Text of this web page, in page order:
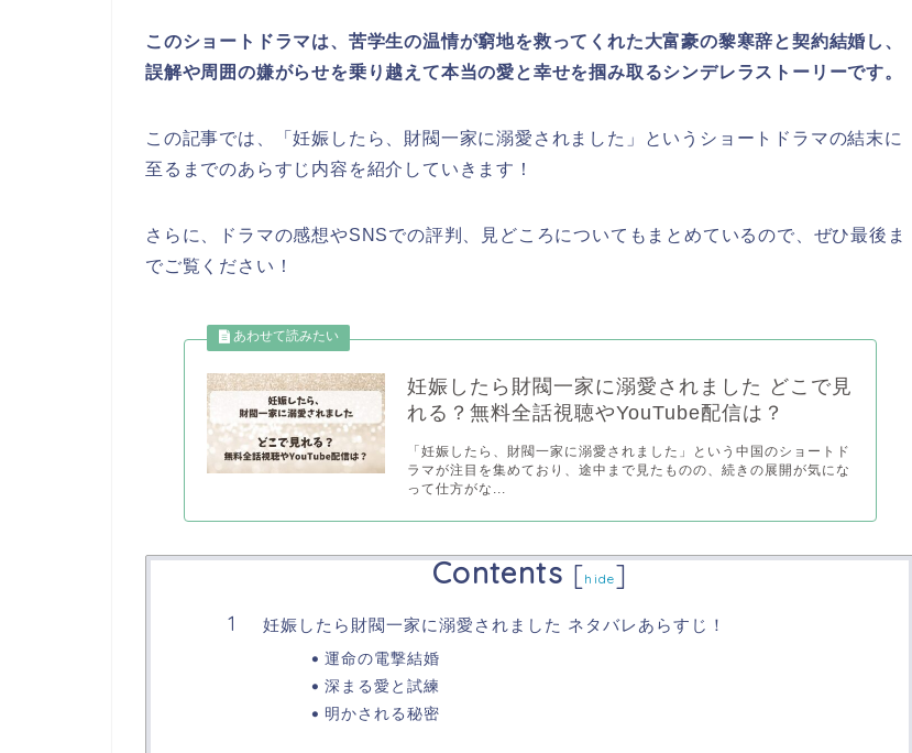
このショート ドラマは、苦学生の温情が窮地を救ってくれた大富豪の黎寒辞と契約結婚し、
誤解や周囲の嫌がらせを乗り越えて本当の愛と幸せを掴み取るシンデレラストーリーです。
この記事では、 「妊娠したら、財閥一家に溺愛されました 」 と いうショートドラマの結末に
至るまでのあらすじ内容を紹介していきます！
さらに、ドラマの感想やSNSでの評判、見どころについてもまとめているので、ぜひ最後ま
でご覧ください！
妊娠したら財閥一家に溺愛されました どこで見
れる？無料全話視聴やYouTube配信は？
「妊娠したら、財閥一家に溺愛されました」という中国のショートド
ラマが注目を集めており、途中まで見たものの、続きの展開が気にな
って仕方がな...
Contents [hide]
妊娠したら財閥一家に溺愛されました ネタバレあらすじ！
運命の電撃結婚
深まる愛と試練
明かされる秘密